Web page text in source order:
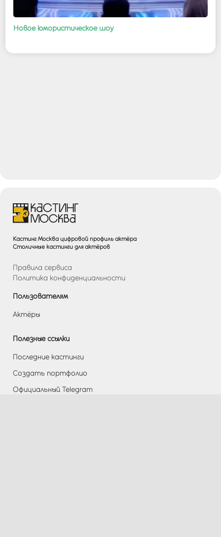
Новое юмористическое шоу
Кастинг Москва цифровой профиль актёра
Столичные кастинги для актёров
Правила сервиса
Политика конфиденциальности
Пользователям
Актёры
Полезные ссылки
Последние кастинги
Создать портфолио
Официальный Telegram